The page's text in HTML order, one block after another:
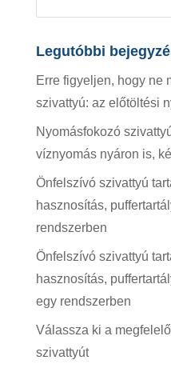
Legutóbbi
Erre figyeljen, hogy ne
szivattyú: az előtöltési
Nyomásfokozó
víznyomás nyáron is,
Önfelszívó szivattyú
hasznosítás,
rendszerben
Önfelszívó szivattyú
hasznosítás,
egy rendszerben
Válassza ki a
szivattyút